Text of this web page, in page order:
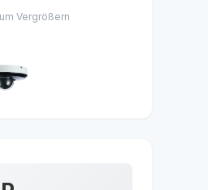
Vergrößern